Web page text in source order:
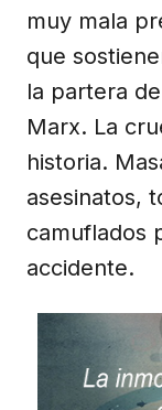
muy mala
que
la partera
Marx. La
historia.
asesinatos,
camuflados
accidente.